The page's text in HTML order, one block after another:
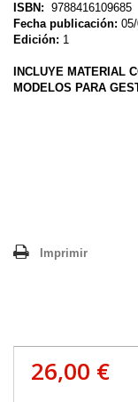
ISBN: 9788416109685
Fecha publicación:
Edición: 1
INCLUYE MATERIAL
MODELOS PARA
Imprimir
26,00 €